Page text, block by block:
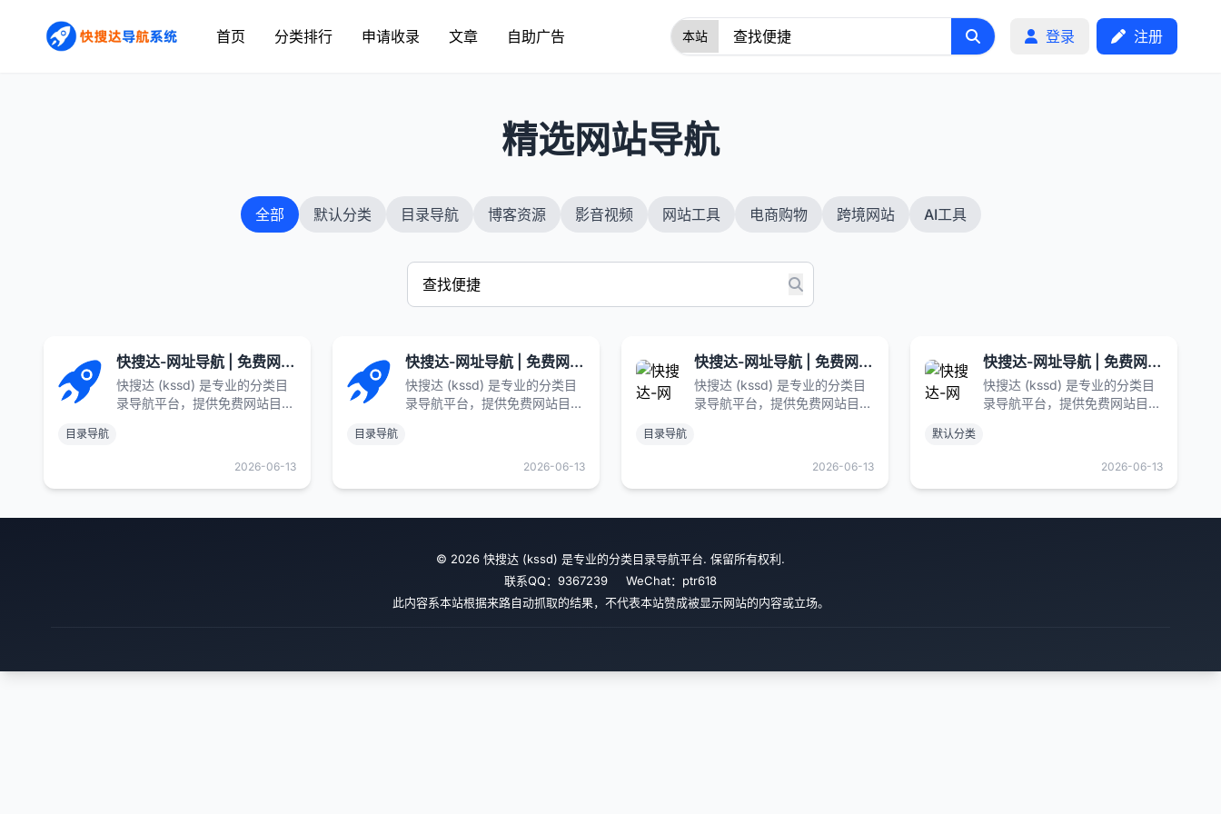
首页 分类排行 申请收录 文章 自助广告 登录 注册
精选网站导航
全部 默认分类 目录导航 博客资源 影音视频 网站工具 电商购物 跨境网站 AI工具
快搜达-网址导航 | 免费网站目录 网络收藏夹 全网优质网址分类大全
快搜达 (kssd) 是专业的分类目
录导航平台，提供免费网站目
实用网址，打造好用的精品网址
大全，欢迎站长提交网站、在线
目录导航
2026-06-13
快搜达-网址导航 | 免费网站目录 网络收藏夹 全网优质网址分类大全
快搜达 (kssd) 是专业的分类目
录导航平台，提供免费网站目
实用网址，打造好用的精品网址
大全，欢迎站长提交网站、在线
目录导航
2026-06-13
快搜达-网址导航 | 免费网站目录 网络收藏夹 全网优质网址分类大全
快搜达 (kssd) 是专业的分类目
录导航平台，提供免费网站目
实用网址，打造好用的精品网址
大全，欢迎站长提交网站、在线
目录导航
2026-06-13
快搜达-网址导航 | 免费网站目录 网络收藏夹 全网优质网址分类大全
快搜达 (kssd) 是专业的分类目
录导航平台，提供免费网站目
实用网址，打造好用的精品网址
大全，欢迎站长提交网站、在线
默认分类
2026-06-13
© 2026 快搜达 (kssd) 是专业的分类目录导航平台. 保留所有权利.
联系QQ：9367239 WeChat：ptr618
此内容系本站根据来路自动抓取的结果，不代表本站赞成被显示网站的内容或立场。